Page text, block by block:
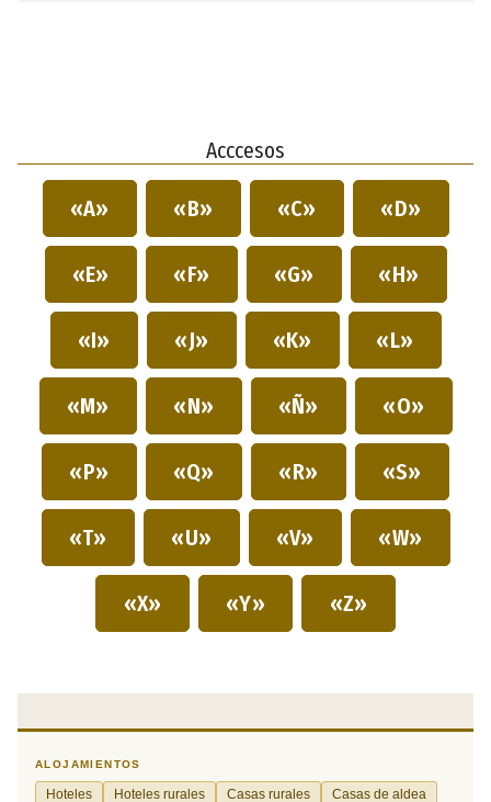
Acccesos
«A» «B» «C» «D»
«E» «F» «G» «H»
«I» «J» «K» «L»
«M» «N» «Ñ» «O»
«P» «Q» «R» «S»
«T» «U» «V» «W»
«X» «Y» «Z»